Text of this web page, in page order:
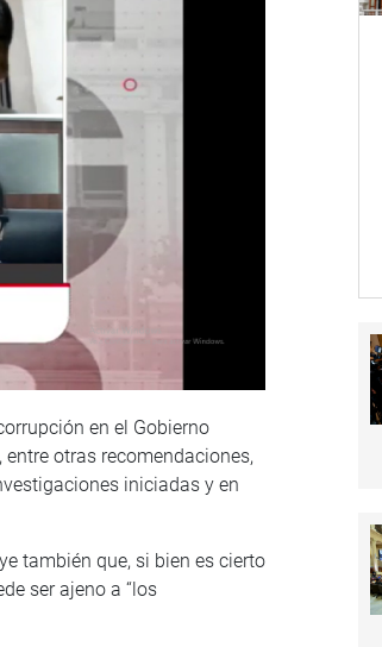
en el Gobierno
otras recomendaciones,
iniciadas y en
también que, si bien es cierto
ser ajeno a “los